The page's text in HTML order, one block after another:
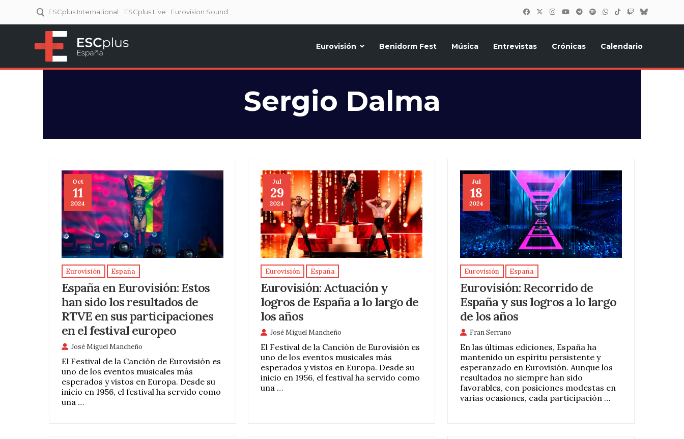
ESCplus International ESCplus Live Eurovision Sound
Eurovisión Benidorm Fest Música Entrevistas Crónicas Calendario
Sergio Dalma
Oct
11
2024
Eurovisión España
España en Eurovisión: Estos
han sido los resultados de
RTVE en sus participaciones
en el festival europeo
José Miguel Mancheño
El Festival de la Canción de Eurovisión es
uno de los eventos musicales más
esperados y vistos en Europa. Desde su
inicio en 1956, el festival ha servido como
una …
Jul
29
2024
Eurovisión España
Eurovisión: Actuación y
logros de España a lo largo de
los años
José Miguel Mancheño
El Festival de la Canción de Eurovisión es
uno de los eventos musicales más
esperados y vistos en Europa. Desde su
inicio en 1956, el festival ha servido como
una …
Jul
18
2024
Eurovisión España
Eurovisión: Recorrido de
España y sus logros a lo largo
de los años
Fran Serrano
En las últimas ediciones, España ha
mantenido un espíritu persistente y
esperanzado en Eurovisión. Aunque los
resultados no siempre han sido
favorables, con posiciones modestas en
varias ocasiones, cada participación …